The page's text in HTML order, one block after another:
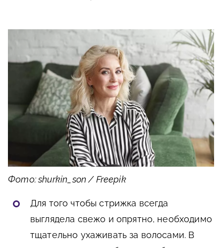
Фото: shurkin_son / Freepik
Для того чтобы стрижка всегда
выглядела свежо и опрятно, необходимо
тщательно ухаживать за волосами. В